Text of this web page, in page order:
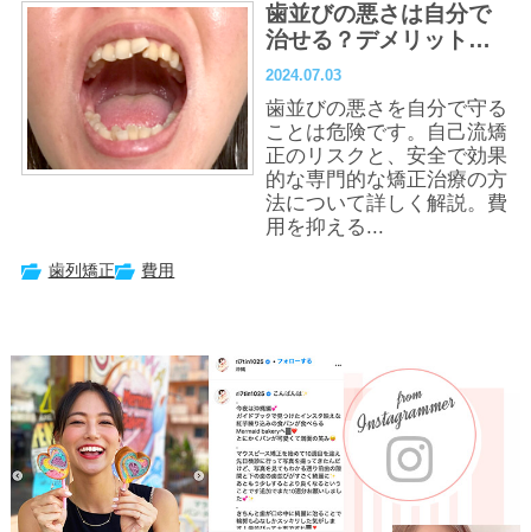
歯並びの悪さは自分で
治せる？デメリットと
歯列矯正の費用を抑え
る方法
2024.07.03
歯並びの悪さを自分で守る
ことは危険です。自己流矯
正のリスクと、安全で効果
的な専門的な矯正治療の方
法について詳しく解説。費
用を抑える...
歯列矯正 費用